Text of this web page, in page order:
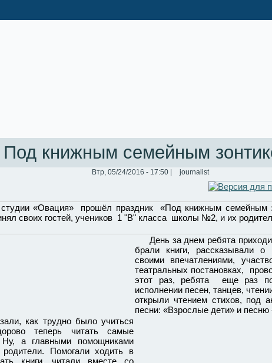
Под книжным семейным
Втр, 05/24/2016 - 17:50 | journalist
«Овация» прошёл праздник «Под книжным семейным
своих гостей, учеников 1 "В" класса школы №2, и их
День за днем ребята
брали книги, рассказывали
своими впечатлениями,
театральных постановках,
этот раз, ребята еще раз
исполнении песен, танцев,
открыли чтением стихов, под
песни: «Взрослые дети» и песню
как трудно было учиться
теперь читать самые
Ну, а главными помощниками
Помогали ходить в
книги, читали вместе со